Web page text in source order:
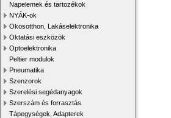
Napelemek és tartozékok
NYÁK-ok
Okosotthon, Lakáselektronika
Oktatási eszközök
Optoelektronika
Peltier modulok
Pneumatika
Szenzorok
Szerelési segédanyagok
Szerszám és forrasztás
Tápegységek, Adapterek